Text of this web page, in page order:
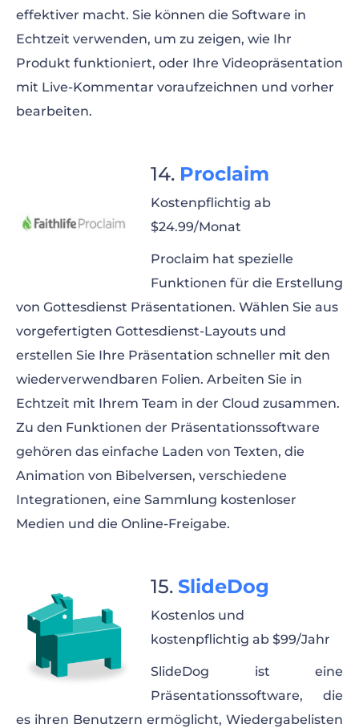
effektiver macht. Sie können die Software in
Echtzeit verwenden, um zu zeigen, wie Ihr
Produkt funktioniert, oder Ihre Videopräsentation
mit Live-Kommentar voraufzeichnen und vorher
bearbeiten.
Proclaim
Kostenpflichtig ab
$24.99/Monat
Proclaim hat spezielle
Funktionen für die Erstellung
von Gottesdienst Präsentationen. Wählen Sie aus
vorgefertigten Gottesdienst-Layouts und
erstellen Sie Ihre Präsentation schneller mit den
wiederverwendbaren Folien. Arbeiten Sie in
Echtzeit mit Ihrem Team in der Cloud zusammen.
Zu den Funktionen der Präsentationssoftware
gehören das einfache Laden von Texten, die
Animation von Bibelversen, verschiedene
Integrationen, eine Sammlung kostenloser
Medien und die Online-Freigabe.
SlideDog
Kostenlos und
kostenpflichtig ab $99/Jahr
SlideDog ist eine
Präsentationssoftware, die
es ihren Benutzern ermöglicht, Wiedergabelisten